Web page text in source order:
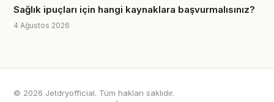
Sağlık ipuçları için hangi kaynaklara başvurmalısınız?
4 Ağustos 2026
© 2026 Jetdryofficial. Tüm hakları saklıdır.